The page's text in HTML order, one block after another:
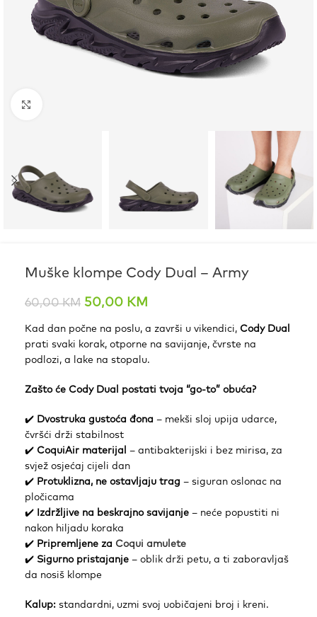
Muške klompe Cody Dual – Army
60,00KM 50,00 KM
Kad dan počne na poslu, a završi u vikendici, Cody Dual
prati svaki korak, otporne na savijanje, čvrste na
podlozi, a lake na stopalu.
Zašto će Cody Dual postati tvoja “go-to” obuća?
✔️ Dvostruka gustoća đona – mekši sloj upija udarce,
čvršći drži stabilnost
✔️ CoquiAir materijal
– antibakterijski i bez mirisa, za
svjež osjećaj cijeli dan
✔️ Protuklizna, ne ostavljaju trag – siguran oslonac na
pločicama
✔️ Izdržljive na beskrajno savijanje – neće popustiti ni
nakon hiljadu koraka
✔️ Pripremljene za Coqui amulete
✔️ Sigurno pristajanje – oblik drži petu, a ti zaboravljaš
da nosiš klompe
Kalup: standardni, uzmi svoj uobičajeni broj i kreni.